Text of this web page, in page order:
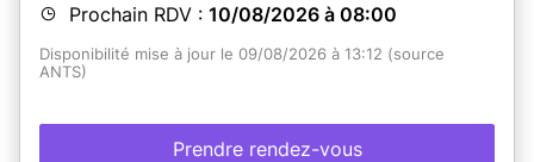
Prochain RDV : 10/08/2026 à 08:00
Disponibilité mise à jour le 09/08/2026 à 13:12 (source
ANTS)
Prendre rendez-vous